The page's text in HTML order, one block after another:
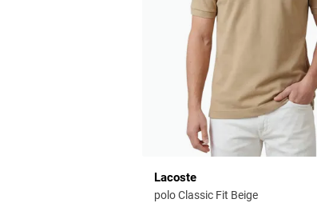
Lacoste
polo Classic Fit Beige